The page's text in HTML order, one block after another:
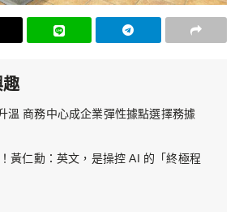
趣
溫 商務中心成企業彈性據點選擇務據
黃仁勳：英文，是操控 AI 的「終極程